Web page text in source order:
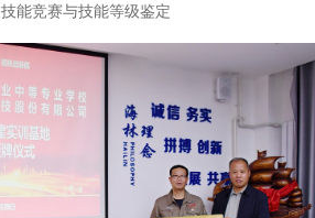
技能竞赛与技能等级鉴定